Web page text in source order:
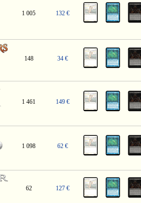
1 005 132 €
148 34 €
1 461 149 €
1 098 62 €
62 127 €